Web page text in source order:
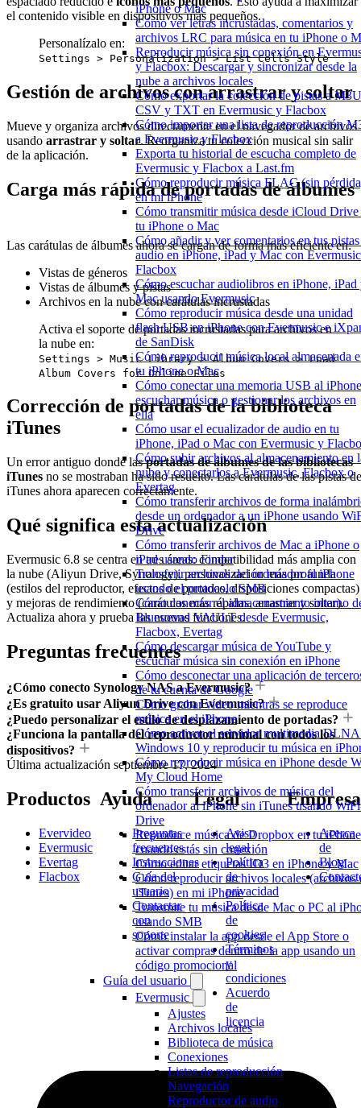
iPhone o Mac
Cómo ver letras incrustadas, comentarios y
archivos LRC para música en tu iPhone o
Reproducir música sin conexión en
y Flacbox: Descargar y sincronizar desde la
nube a archivos locales
Cómo exportar la colección de pistas a
CSV y TXT en Evermusic y Flacbox
Cómo importar una lista de reproducción
a Evermusic y Flacbox
Exporta tu historial de escucha completo de
Evermusic y Flacbox a Last.fm
Cómo reproducir música FLAC (sin
en mi iPhone
Cómo transmitir música desde iCloud Drive
tu iPhone o Mac
Cómo añadir y ver comentarios en tus
audio en iPhone, iPad y Mac con
Flacbox
Cómo escuchar audiolibros en iPhone, iPad
Mac usando Evermusic
Cómo reproducir música desde una unidad
flash USB en iPhone con Evermusic e
de SanDisk
Cómo reproducir música local almacenada
tu iPhone o Mac
Cómo conectar una memoria USB al
escuchar música o gestionar los archivos en
ella
Cómo usar el ecualizador de audio en tu
iPhone, iPad o Mac con Evermusic y
Cómo subir archivos al almacenamiento en
nube y conectarlos a Evermusic, Flacbox o
Evertag
Cómo transferir archivos de forma
desde un ordenador a un iPhone usando
Drive
Cómo transferir archivos de Mac a iPhone o
iPad usando Finder
Transferir archivos del ordenador al iPhone
usando el protocolo SMB
Cómo conectar el almacenamiento interno
Bluesound VAULT desde Evermusic,
Flacbox, Evertag
Cómo descargar música de YouTube y
escuchar música sin conexión en iPhone
Cómo desconectar una aplicación de
de tu cuenta de Google
Cómo grabar vídeo mientras se reproduce
música en el iPhone
Cómo activar el servidor multimedia DLNA
Windows 10 y reproducir tu música en
Cómo reproducir música en iPhone desde
My Cloud Home
Cómo transferir archivos de música del
ordenador al iPhone sin iTunes usando
Drive
Reproduce música de Dropbox en tu iPhone
cuando estás sin conexión
Cómo editar etiquetas ID3 en iPhone y Mac
Cómo reproducir archivos locales (archivos
iTunes) en mi iPhone
Transmite tu música desde Mac o PC al
usando SMB
Cómo instalar la app desde el App Store o
activar compras dentro de la app usando un
código promocional
Guía del usuario
Evermusic
Ajustes
Archivos locales
Biblioteca de música
Conexiones
Listas de reproducción
Navegación
Reproductor de audio
el contenido visible en dispositivos más pequeños.
Personalízalo en:
Settings > Personalization > List Cells Style
Gestión de archivos con arrastrar y soltar
Mueve y organiza archivos directamente en el navegador de archivos
usando arrastrar y soltar. Reorganiza tu colección musical sin salir
de la aplicación.
Carga más rápida de portadas de álbumes
Las carátulas de álbumes ahora se cargan de forma más eficiente en:
Vistas de géneros
Vistas de álbumes y pistas
Archivos en la nube con carátulas incrustadas
Activa el soporte de portadas incrustadas para archivos en
la nube en:
Settings > Music Library > Album Covers > Load
Album Covers for Online Files
Corrección de portadas de la biblioteca
iTunes
Un error antiguo donde lasportadas de álbumes de las bibliotecas
iTunes no se mostraban ha sido resuelto. Las carátulas de las pistas de
iTunes ahora aparecen correctamente.
Qué significa esta actualización
Evermusic 6.8 se centra en tres áreas: compatibilidad más amplia con
la nube (Aliyun Drive, Synology), personalización más profunda
(estilos del reproductor, efectos de portadas, disposiciones compactas)
y mejoras de rendimiento (carátulas más rápidas, arrastrar y soltar).
Actualiza ahora y prueba las nuevas funciones.
Preguntas frecuentes
¿Cómo conecto Synology NAS a Evermusic?
¿Es gratuito usar Aliyun Drive con Evermusic?
¿Puedo personalizar el estilo de desplazamiento de portadas?
¿Funciona la pantalla del reproductor minimal con todos los
dispositivos?
Última actualización septiembre 17, 2024
Productos
Evervideo
Evermusic
Evertag
Flacbox
Ayuda
Preguntas
frecuentes
Instrucciones
Guía del
usuario
Contactar
con
soporte
Legal
Aviso
legal
Política
de
privacidad
Política
de
cookies
Términos
y
condiciones
Acuerdo
de
licencia
Empresa
Acerca
de
Blog